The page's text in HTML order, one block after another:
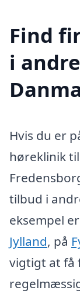
Find
i
Hvis du er
høreklinik
tilbud i
eksempel
Jylland, på
vigtigt at få